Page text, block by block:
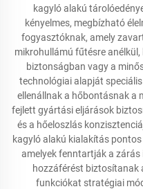
kagyló alakú
kényelmes, megbízható
fogyasztóknak, amely
mikrohullámú fűtésre
biztonságban vagy a
technológiai alapját
ellenállnak a hőbontásnak a
fejlett gyártási eljárások
és a hőeloszlás
kagyló alakú kialakítás
amelyek fenntartják a
hozzáférést biztosítanak
funkciókat stratégiai